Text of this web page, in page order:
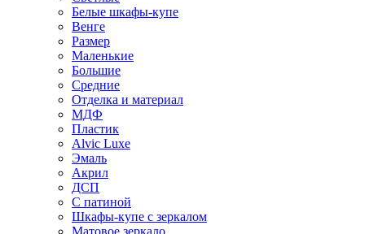
Белые шкафы-купе
Венге
Размер
Маленькие
Большие
Средние
Отделка и материал
МДФ
Пластик
Alvic Luxe
Эмаль
Акрил
ДСП
С патиной
Шкафы-купе с зеркалом
Матовое зеркало